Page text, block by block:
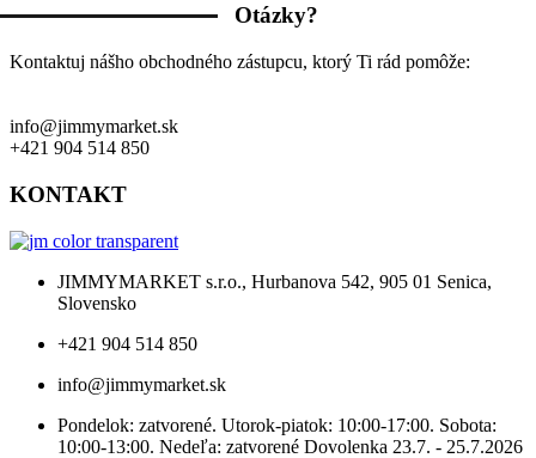
Otázky?
Kontaktuj nášho obchodného zástupcu, ktorý Ti rád pomôže:
info@jimmymarket.sk
+421 904 514 850
KONTAKT
JIMMYMARKET s.r.o., Hurbanova 542, 905 01 Senica,
Slovensko
+421 904 514 850
info@jimmymarket.sk
Pondelok: zatvorené. Utorok-piatok: 10:00-17:00. Sobota:
10:00-13:00. Nedeľa: zatvorené Dovolenka 23.7. - 25.7.2026